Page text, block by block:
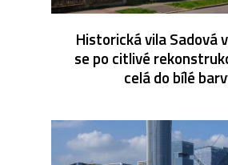
Historická vila Sadová
se po citlivé
celá do bílé